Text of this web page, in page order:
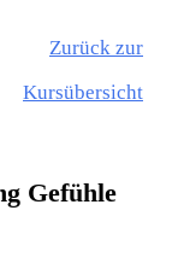
Zurück zur
Kursübersicht
Gefühle